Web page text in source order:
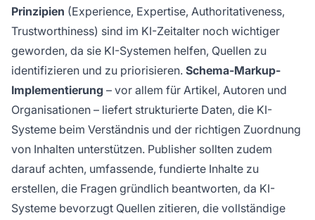
Prinzipien (Experience, Expertise, Authoritativeness,
Trustworthiness) sind im KI-Zeitalter noch wichtiger
geworden, da sie KI-Systemen helfen, Quellen zu
identifizieren und zu priorisieren. Schema-Markup-
Implementierung – vor allem für Artikel, Autoren und
Organisationen – liefert strukturierte Daten, die KI-
Systeme beim Verständnis und der richtigen Zuordnung
von Inhalten unterstützen. Publisher sollten zudem
darauf achten, umfassende, fundierte Inhalte zu
erstellen, die Fragen gründlich beantworten, da KI-
Systeme bevorzugt Quellen zitieren, die vollständige